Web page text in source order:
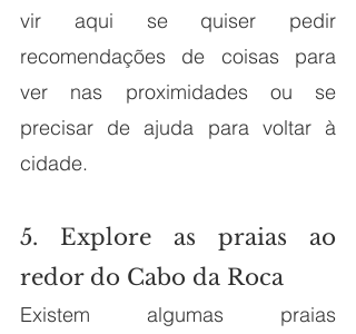
vir aqui se quiser pedir
recomendações de coisas para
ver nas proximidades ou se
precisar de ajuda para voltar à
cidade.
5. Explore as praias ao
redor do Cabo da Roca
Existem algumas praias